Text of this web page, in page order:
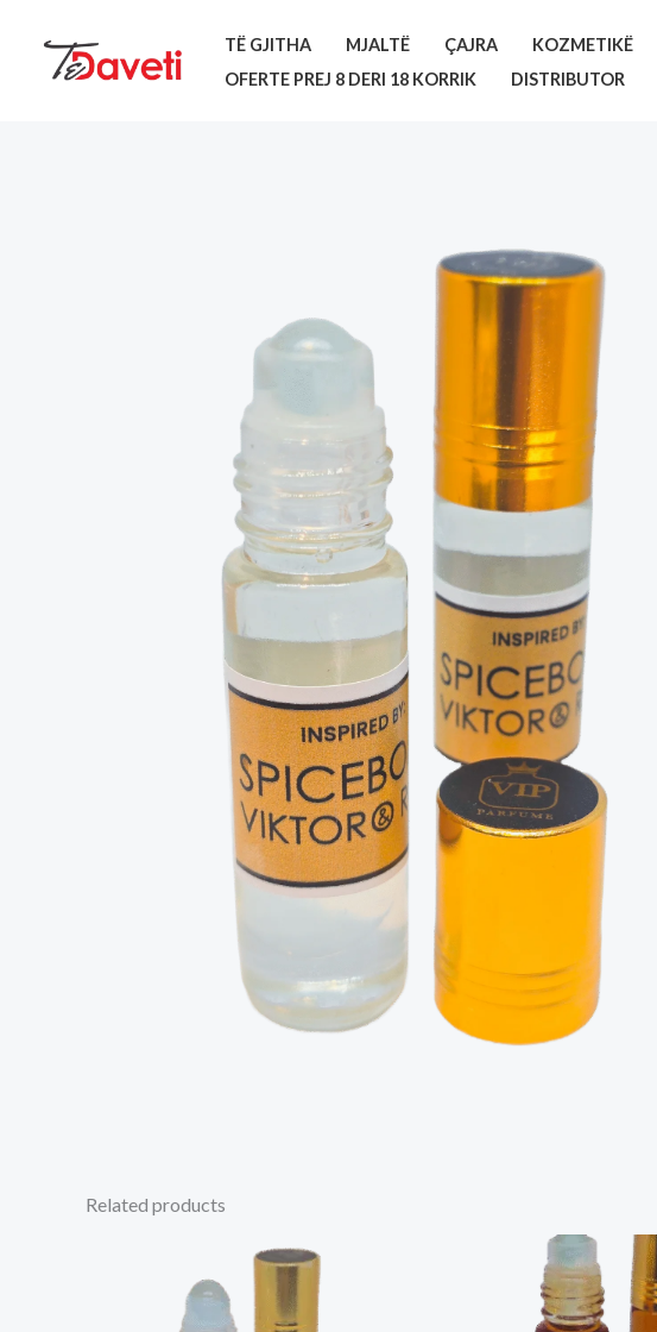
content
TË GJITHA MJALTË ÇAJRA KOZMETIKË
OFERTE PREJ 8 DERI 18 KORRIK
DISTRIBUTOR
Related products